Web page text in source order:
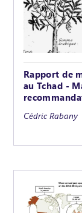
Rapport de
au Tchad -
Cédric Rabany